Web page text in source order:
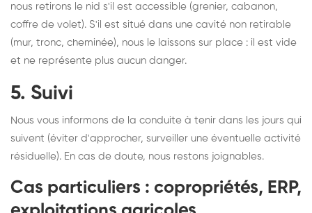
nous retirons le nid s'il est accessible (grenier, cabanon,
coffre de volet). S'il est situé dans une cavité non retirable
(mur, tronc, cheminée), nous le laissons sur place : il est vide
et ne représente plus aucun danger.
5. Suivi
Nous vous informons de la conduite à tenir dans les jours qui
suivent (éviter d'approcher, surveiller une éventuelle activité
résiduelle). En cas de doute, nous restons joignables.
Cas particuliers : copropriétés, ERP,